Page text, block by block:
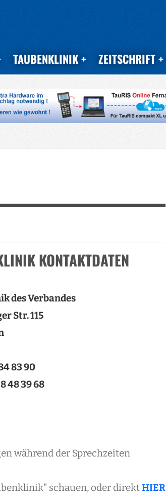
TAUBENKLINIK ZEITSCHRIFT
KONTAKTDATEN
des Verbandes
Str. 115
83 90
48 39 68
während der Sprechzeiten
schauen, oder direktHIER